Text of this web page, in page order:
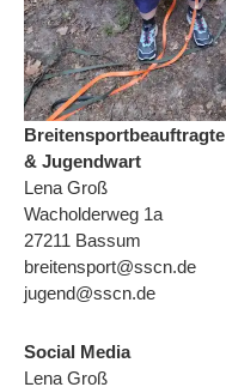
Breitensportbeauftragte
& Jugendwart
Lena Groß
Wacholderweg 1a
27211 Bassum
breitensport@sscn.de
jugend@sscn.de
Social Media
Lena Groß